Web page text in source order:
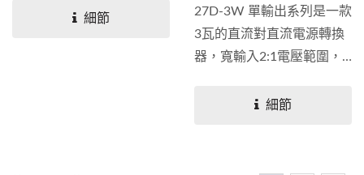
壓，使用...
細節
27D-3W 單輸出系列是一款
3瓦的直流對直流電源轉換
器，寬輸入2:1電壓範圍，
種規格，採用8...
細節